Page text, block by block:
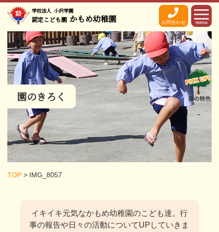
学校法人 小沢学園
認定こども園 かもめ幼稚園 お問合わせ menu
園のきろく
TOP > IMG_8057
イキイキ元気なかもめ幼稚園のこども達。 行
事の報告や日々の活動についてUPしていきま